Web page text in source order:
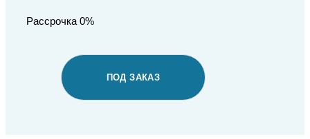
Рассрочка 0%
ПОД ЗАКАЗ